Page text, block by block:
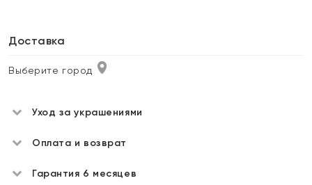
Доставка
Выберите город
Уход за украшениями
Оплата и возврат
Гарантия 6 месяцев